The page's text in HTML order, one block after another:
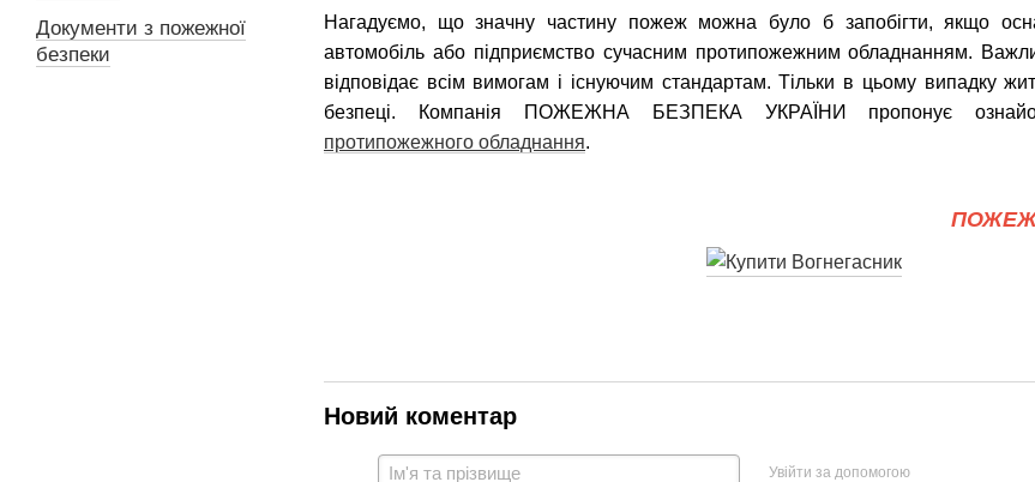
Нагадуємо, що значну частину пожеж можна було б запобігти, якщо
автомобіль або підприємство сучасним протипожежним обладнанням.
відповідає всім вимогам і існуючим стандартам. Тільки в цьому випадку
безпеці. Компанія ПОЖЕЖНА БЕЗПЕКА УКРАЇНИ пропонує
протипожежного обладнання.
Новий коментар
Увійти за допомогою
Документи з пожежної
безпеки